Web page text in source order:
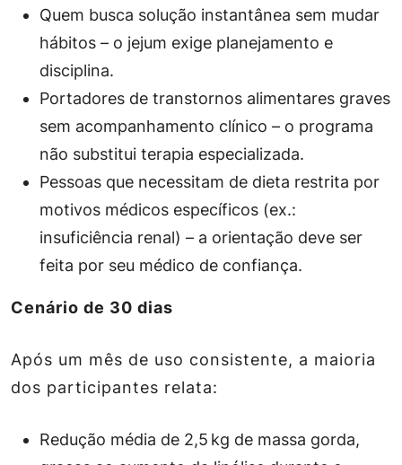
Quem busca solução instantânea sem mudar
hábitos – o jejum exige planejamento e
disciplina.
Portadores de transtornos alimentares graves
sem acompanhamento clínico – o programa
não substitui terapia especializada.
Pessoas que necessitam de dieta restrita por
motivos médicos específicos (ex.:
insuficiência renal) – a orientação deve ser
feita por seu médico de confiança.
Cenário de 30 dias
Após um mês de uso consistente, a maioria
dos participantes relata:
Redução média de 2,5 kg de massa gorda,